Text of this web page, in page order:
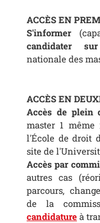
ACCÈS EN
S'informer
candidater
nationale des
ACCÈS EN
Accès de plein
master 1 même
l'École de droit
site de
Accès par
autres cas
parcours,
de la
candidature à